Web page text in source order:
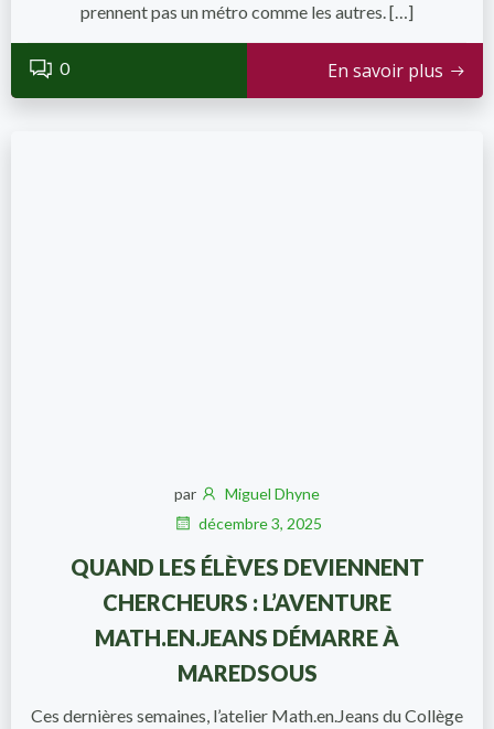
prennent pas un métro comme les autres. […]
0 En savoir plus
par
Miguel Dhyne
décembre 3, 2025
QUAND LES ÉLÈVES DEVIENNENT
CHERCHEURS : L’AVENTURE
MATH.EN.JEANS DÉMARRE À
MAREDSOUS
Ces dernières semaines, l’atelier Math.en.Jeans du Collège